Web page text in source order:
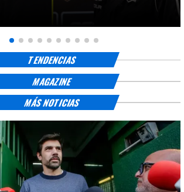
TENDENCIAS
MAGAZINE
MÁS NOTICIAS